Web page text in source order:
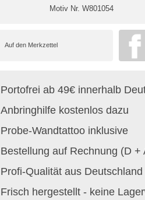
Motiv Nr. W801054
Portofrei ab 49€ innerhalb
Anbringhilfe kostenlos dazu
Probe-Wandtattoo inklusive
Bestellung auf Rechnung (D +
Profi-Qualität aus Deutschland
Frisch hergestellt - keine